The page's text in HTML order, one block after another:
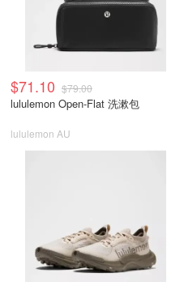
$71.10 $79.00
lululemon Open-Flat 洗漱包
lululemon AU